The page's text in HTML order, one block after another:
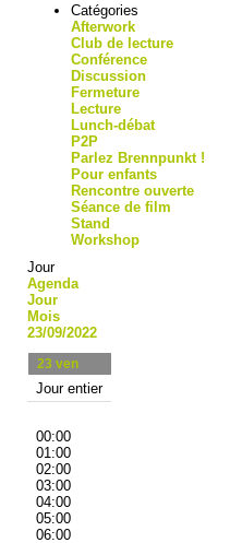
Catégories
Afterwork
Club de lecture
Conférence
Discussion
Fermeture
Lecture
Lunch-débat
P2P
Parlez Brennpunkt !
Pour enfants
Rencontre ouverte
Séance de film
Stand
Workshop
Jour
Agenda
Jour
Mois
23/09/2022
23 ven
Jour entier
00:00
01:00
02:00
03:00
04:00
05:00
06:00